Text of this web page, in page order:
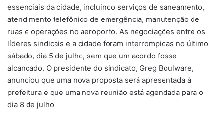
essenciais da cidade, incluindo serviços de saneamento,
atendimento telefônico de emergência, manutenção de
ruas e operações no aeroporto. As negociações entre os
líderes sindicais e a cidade foram interrompidas no último
sábado, dia 5 de julho, sem que um acordo fosse
alcançado. O presidente do sindicato, Greg Boulware,
anunciou que uma nova proposta será apresentada à
prefeitura e que uma nova reunião está agendada para o
dia 8 de julho.